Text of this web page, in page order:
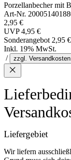
Porzellanbecher mit
Art-Nr.
2,95 €
UVP 4,95 €
Sonderangebot 2,95 €
Inkl. 19% MwSt.
/
zzgl. Versandkosten
Liefergebiet
Wir liefern